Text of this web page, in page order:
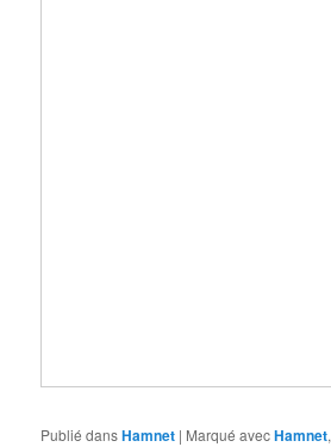
Publié dansHamnet | Marqué avecHamnet,